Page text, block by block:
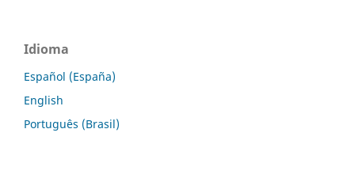
Idioma
Español (España)
English
Português (Brasil)